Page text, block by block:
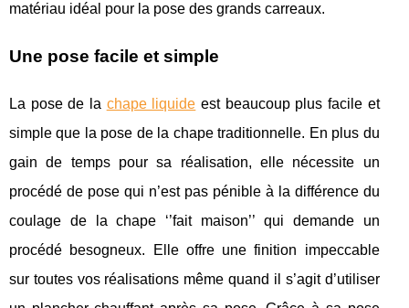
matériau idéal pour la pose des grands carreaux.
Une pose facile et simple
La pose de la chape liquide est beaucoup plus facile et
simple que la pose de la chape traditionnelle. En plus du
gain de temps pour sa réalisation, elle nécessite un
procédé de pose qui n’est pas pénible à la différence du
coulage de la chape ‘’fait maison’’ qui demande un
procédé besogneux. Elle offre une finition impeccable
sur toutes vos réalisations même quand il s’agit d’utiliser